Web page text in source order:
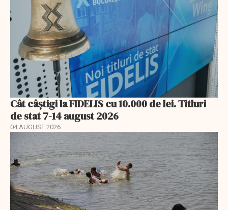
Cât câștigi la FIDELIS cu 10.000 de lei. Titluri
de stat 7-14 august 2026
04 AUGUST 2026